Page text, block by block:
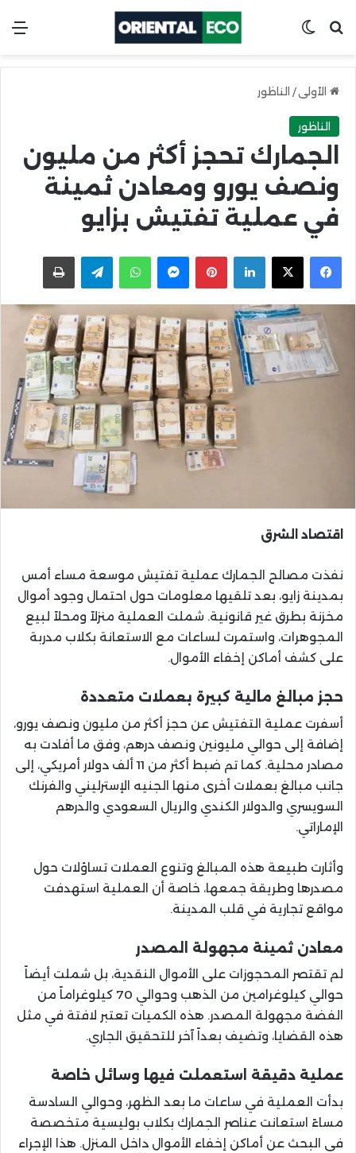
ابحث عنSwitch skin
الأولى / الناظور
الناظور
الجمارك تحجز أكثر من مليون
ونصف يورو ومعادن ثمينة
في عملية تفتيش بزايو
Facebook
X
LinkedIn
Pinterest
Messenger
WhatsApp
Telegramاطبعها
اقتصاد الشرق
نفذت مصالح الجمارك عملية تفتيش موسعة مساء أمس
بمدينة زايو، بعد تلقيها معلومات حول احتمال وجود أموال
مخزنة بطرق غير قانونية. شملت العملية منزلاً ومحلاً لبيع
المجوهرات، واستمرت لساعات مع الاستعانة بكلاب مدربة
على كشف أماكن إخفاء الأموال.
حجز مبالغ مالية كبيرة بعملات متعددة
أسفرت عملية التفتيش عن حجز أكثر من مليون ونصف يورو،
إضافة إلى حوالي مليونين ونصف درهم، وفق ما أفادت به
مصادر محلية. كما تم ضبط أكثر من 11 ألف دولار أمريكي، إلى
جانب مبالغ بعملات أخرى منها الجنيه الإسترليني والفرنك
السويسري والدولار الكندي والريال السعودي والدرهم
الإماراتي.
وأثارت طبيعة هذه المبالغ وتنوع العملات تساؤلات حول
مصدرها وطريقة جمعها، خاصة أن العملية استهدفت
مواقع تجارية في قلب المدينة.
معادن ثمينة مجهولة المصدر
لم تقتصر المحجوزات على الأموال النقدية، بل شملت أيضاً
حوالي كيلوغرامين من الذهب وحوالي 70 كيلوغراماً من
الفضة مجهولة المصدر. هذه الكميات تعتبر لافتة في مثل
هذه القضايا، وتضيف بعداً آخر للتحقيق الجاري.
عملية دقيقة استعملت فيها وسائل خاصة
بدأت العملية في ساعات ما بعد الظهر، وحوالي السادسة
مساءً استعانت عناصر الجمارك بكلاب بوليسية متخصصة
في البحث عن أماكن إخفاء الأموال داخل المنزل. هذا الإجراء